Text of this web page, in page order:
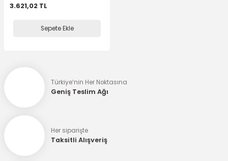
3.621,02 TL
Sepete Ekle
Türkiye’nin Her Noktasına
Geniş Teslim Ağı
Her siparişte
Taksitli Alışveriş